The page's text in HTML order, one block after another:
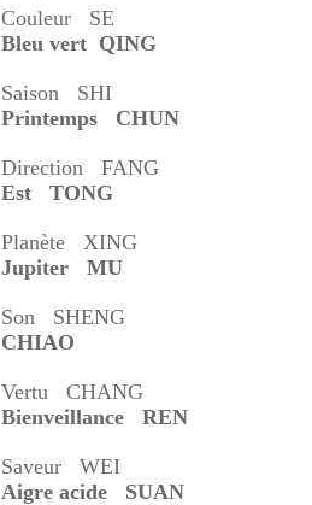
Couleur SE
Bleu vert QING
Saison SHI
Printemps CHUN
Direction FANG
Est TONG
Planète XING
Jupiter MU
Son SHENG
CHIAO
Vertu CHANG
Bienveillance REN
Saveur WEI
Aigre acide SUAN